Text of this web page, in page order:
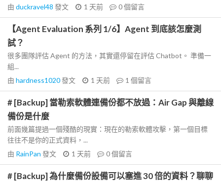
由 duckravel48 發文 1 天前 0個留言
【Agent Evaluation 系列 1/6】Agent 到底該怎麼測
試？
很多團隊評估 Agent 的方法，其實還停留在評估 Chatbot。 準備一
組...
由 hardness1020發文 1 天前 1 個留言
# [Backup] 當勒索軟體連備份都不放過：Air Gap 與離線
備份是什麼
前面幾篇提過一個殘酷的現實：現在的勒索軟體攻擊，第一個目標
往往不是你的正式資料，...
由 RainPan 發文 1 天前 0個留言
# [Backup] 為什麼備份設備可以塞進 30 倍的資料？聊聊